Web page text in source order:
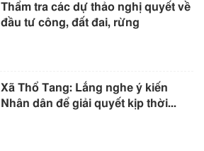
Thẩm tra các dự thảo nghị quyết về
đầu tư công, đất đai, rừng
Xã Thổ Tang: Lắng nghe ý kiến
Nhân dân để giải quyết kịp thời...